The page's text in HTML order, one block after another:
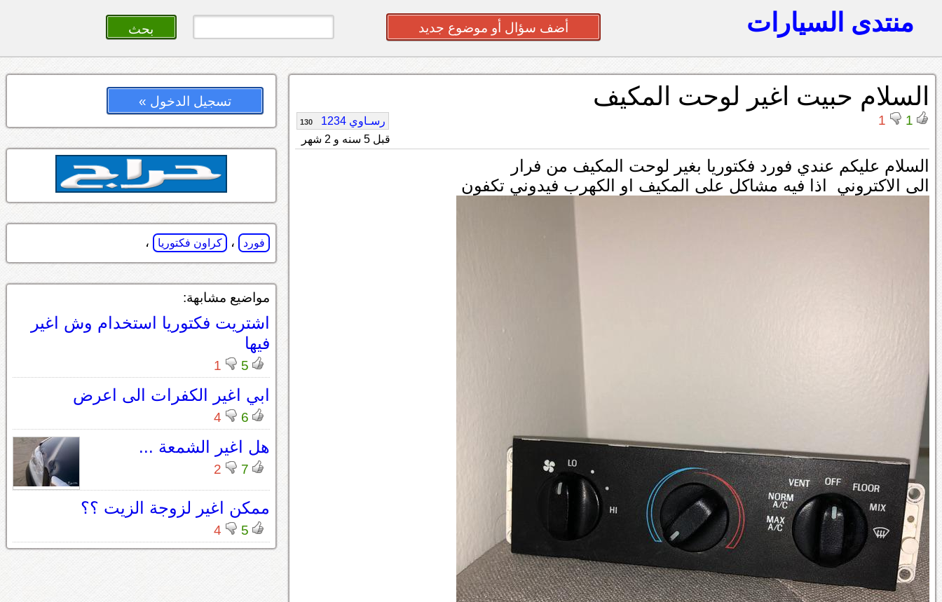
منتدى السيارات أضف سؤال أو موضوع جديد
السلام حبيت اغير لوحت المكيف
1
1 رسـاوي 1234 130
قبل 5 سنه و 2 شهر
السلام عليكم عندي فورد فكتوريا بغير لوحت المكيف من فرار
الى الاكتروني اذا فيه مشاكل على المكيف او الكهرب فيدوني تكفون
تسجيل الدخول »
فورد ، كراون فكتوريا ،
مواضيع مشابهة:
اشتريت فكتوريا استخدام وش اغير
فيها
5
1
ابي اغير الكفرات الى اعرض
6
4
هل اغير الشمعة ...
7
2
ممكن اغير لزوجة الزيت ؟؟
5
4